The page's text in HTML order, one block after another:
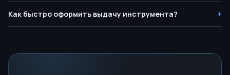
Как быстро оформить выдачу инструмента?